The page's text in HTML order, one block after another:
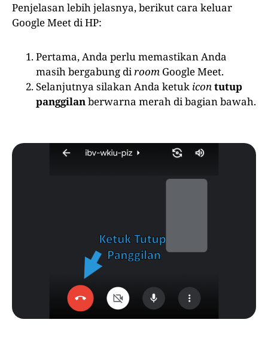
Penjelasan lebih jelasnya, berikut cara keluar
Google Meet di HP:
Pertama, Anda perlu memastikan Anda
masih bergabung diroom Google Meet.
Selanjutnya silakan Anda ketuk icontutup
panggilanberwarna merah di bagian bawah.